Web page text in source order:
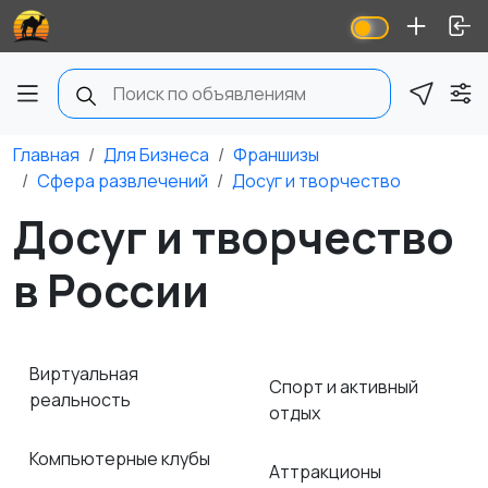
Главная Для Бизнеса
Франшизы
Сфера развлечений
Досуг и творчество
Досуг и творчество
в России
Виртуальная
реальность
Компьютерные клубы
Спорт и активный
отдых
Аттракционы